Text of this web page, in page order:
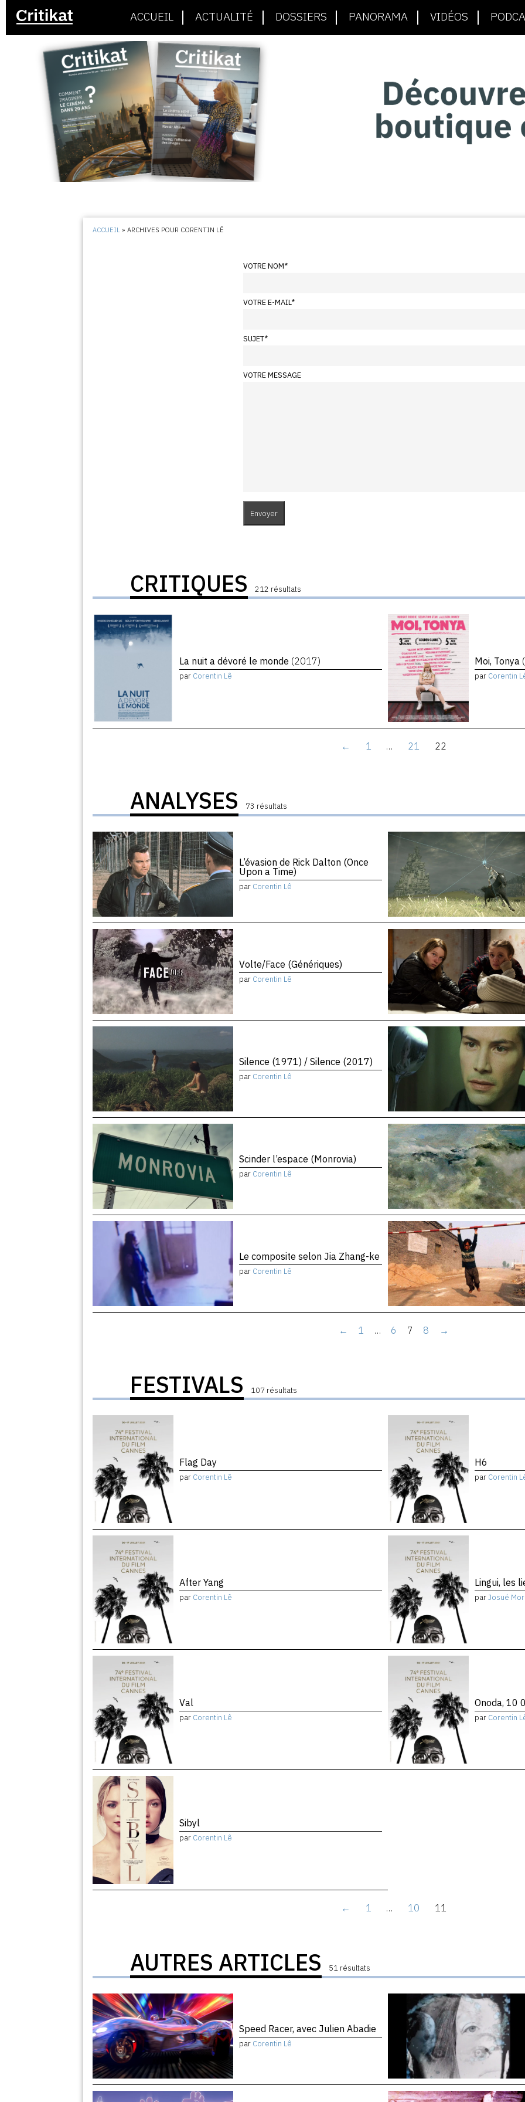
ACCUEIL ACTUALITÉ DOSSIERS PANORAMA VIDÉOS
ACCUEIL »ARCHIVES POUR CORENTIN LÊ
VOTRE NOM*
VOTRE E-MAIL*
SUJET*
VOTRE MESSAGE
CRITIQUES 212 résultats
La nuit a dévoré le monde (2017)
par Corentin Lê
Moi, Tonya
par Corentin
← 1 … 21 22
ANALYSES 73 résultats
L’évasion de Rick Dalton (Once
Upon a Time)
par Corentin Lê
Volte/Face (Génériques)
par Corentin Lê
Silence (1971) / Silence (2017)
par Corentin Lê
Scinder l’espace (Monrovia)
par Corentin Lê
Le composite selon Jia Zhang-ke
par Corentin Lê
← 1 … 6 7 8 →
FESTIVALS 107 résultats
Flag Day
par Corentin Lê
H6
par Corentin
After Yang
par Corentin Lê
Lingui, les
parJosué
Val
par Corentin Lê
Onoda, 10
par Corentin
Sibyl
par Corentin Lê
← 1 … 10 11
AUTRES ARTICLES 51 résultats
Speed Racer, avec Julien Abadie
par Corentin Lê